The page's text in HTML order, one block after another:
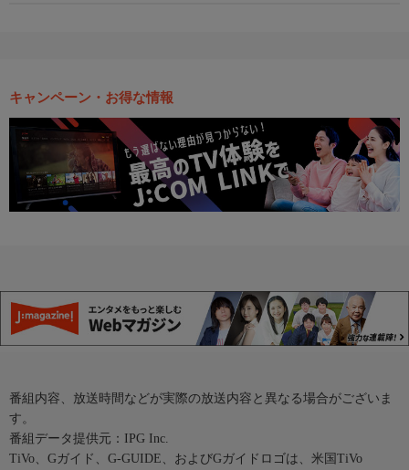
キャンペーン・お得な情報
番組内容、放送時間などが実際の放送内容と異なる場合がございま
す。
番組データ提供元：IPG Inc.
TiVo、Gガイド、G-GUIDE、およびGガイドロゴは、米国TiVo